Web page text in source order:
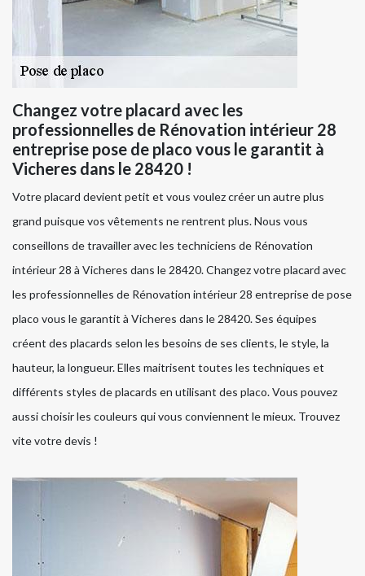
Changez votre placard avec les
professionnelles de Rénovation intérieur 28
entreprise pose de placo vous le garantit à
Vicheres dans le 28420 !
Votre placard devient petit et vous voulez créer un autre plus
grand puisque vos vêtements ne rentrent plus. Nous vous
conseillons de travailler avec les techniciens de Rénovation
intérieur 28 à Vicheres dans le 28420. Changez votre placard avec
les professionnelles de Rénovation intérieur 28 entreprise de pose
placo vous le garantit à Vicheres dans le 28420. Ses équipes
créent des placards selon les besoins de ses clients, le style, la
hauteur, la longueur. Elles maitrisent toutes les techniques et
différents styles de placards en utilisant des placo. Vous pouvez
aussi choisir les couleurs qui vous conviennent le mieux. Trouvez
vite votre devis !